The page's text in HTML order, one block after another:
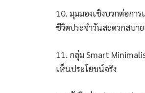
10. มุมมองเชิงบวกต่อกา
ชีวิตประจำวันสะดวกสบา
11. กลุ่ม Smart
เห็นประโยชน์จริง